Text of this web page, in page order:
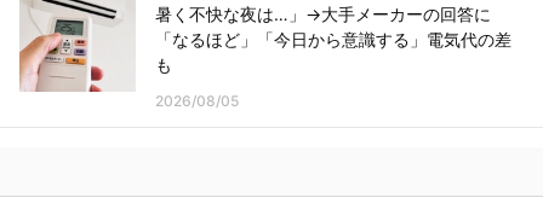
暑く不快な夜は…」→大手メーカーの回答に
「なるほど」「今日から意識する」電気代の差
も
2026/08/05